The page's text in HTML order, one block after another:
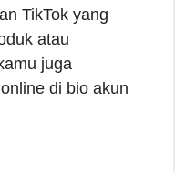
TikTok yang
atau
juga
di bio akun